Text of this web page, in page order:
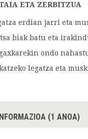
ETA ZERBITZUA
erdian jarri eta
biak batu eta
ondo
legatza eta
(1 ANOA)